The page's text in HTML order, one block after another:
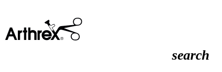
search